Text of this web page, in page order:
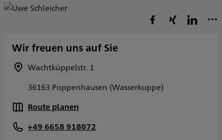
Wir freuen uns auf Sie
Wachtküppelstr. 1
36163 Poppenhausen (Wasserkuppe)
Route planen
+49 6658 918072